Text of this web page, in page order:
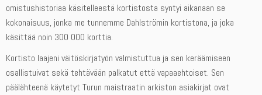
omistushistoriaa käsitelleestä kortistosta syntyi aikanaan se
kokonaisuus, jonka me tunnemme Dahlströmin kortistona, ja joka
käsittää noin 300 000 korttia.
Kortisto laajeni väitöskirjatyön valmistuttua ja sen keräämiseen
osallistuivat sekä tehtävään palkatut että vapaaehtoiset. Sen
päälähteenä käytetyt Turun maistraatin arkiston asiakirjat ovat